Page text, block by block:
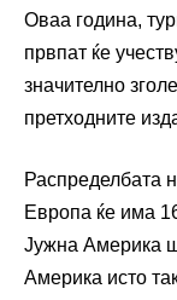
Оваа година,
првпат ќе
значително
претходните
Распределбата
Европа ќе има
Јужна Америка
Америка исто